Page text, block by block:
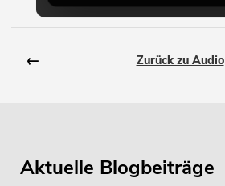
← Zurück zu Audio
Aktuelle Blogbeiträge